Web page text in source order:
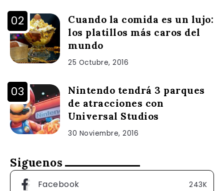
Cuando la comida es un lujo:
los platillos más caros del
mundo
25 Octubre, 2016
Nintendo tendrá 3 parques
de atracciones con
Universal Studios
30 Noviembre, 2016
Siguenos
Facebook 243K